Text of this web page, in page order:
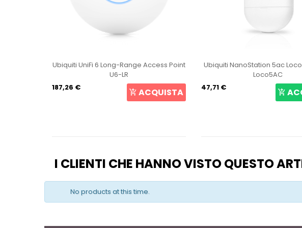
Ubiquiti UniFi 6 Long-Range Access Point
U6-LR
187,26 €
ACQUISTA
Ubiquiti NanoStation 5ac
Loco5AC
47,71 €
I CLIENTI CHE HANNO VISTO QUESTO
No products at this time.